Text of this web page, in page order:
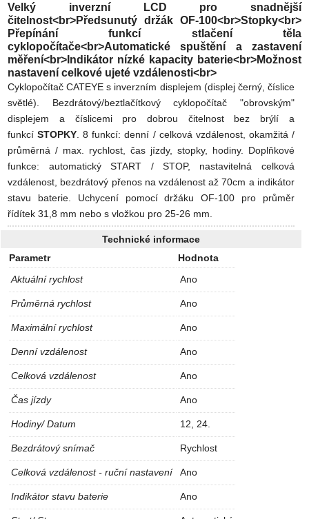
Velký inverzní LCD pro snadnější
čitelnost<br>Předsunutý držák OF-100<br>Stopky<br>
Přepínání funkcí stlačení těla
cyklopočítače<br>Automatické spuštění a zastavení
měření<br>Indikátor nízké kapacity baterie<br>Možnost
nastavení celkové ujeté vzdálenosti<br>
Cyklopočítač CATEYE s inverzním displejem (displej černý, číslice
světlé). Bezdrátový/beztlačítkový cyklopočítač "obrovským"
displejem a číslicemi pro dobrou čitelnost bez brýlí a
funkcíSTOPKY . 8 funkcí: denní / celková vzdálenost, okamžitá /
průměrná / max. rychlost, čas jízdy, stopky, hodiny. Doplňkové
funkce: automatický START / STOP, nastavitelná celková
vzdálenost, bezdrátový přenos na vzdálenost až 70cm a indikátor
stavu baterie. Uchycení pomocí držáku OF-100 pro průměr
řídítek 31,8 mm nebo s vložkou pro 25-26 mm.
Technické informace
Parametr
Hodnota
Aktuální rychlost
Ano
Průměrná rychlost Ano
Maximální rychlost Ano
Denní vzdálenost Ano
Celková vzdálenost Ano
Čas jízdy Ano
Hodiny/ Datum 12, 24.
Bezdrátový snímač Rychlost
Celková vzdálenost - ruční nastavení Ano
Indikátor stavu baterie Ano